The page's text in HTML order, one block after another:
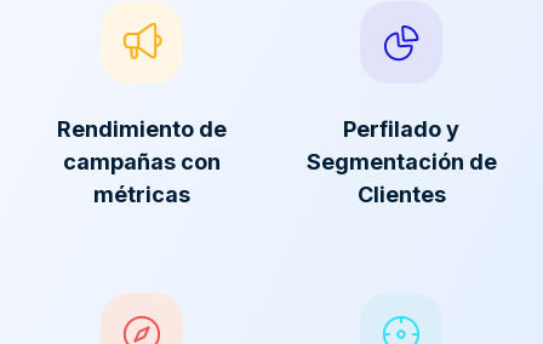
Rendimiento de
campañas con
métricas
Perfilado y
Segmentación de
Clientes